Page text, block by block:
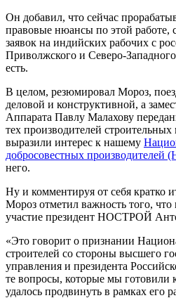
Он добавил, что сейчас
правовые нюансы по этой работе,
заявок на индийских рабочих с
Приволжского и Северо-
есть.
В целом, резюмировал Мороз,
деловой и конструктивной, а
Аппарата Павлу Малахову
тех производителей
выразили интерес к нашему
добросовестных производителей
него.
Ну и комментируя от себя кратко
Мороз отметил важность того, что
участие президент НОСТРОЙ
«Это говорит о признании
строителей со стороны высшего
управления и президента
те вопросы, которые мы готовили
удалось продвинуть в рамках его